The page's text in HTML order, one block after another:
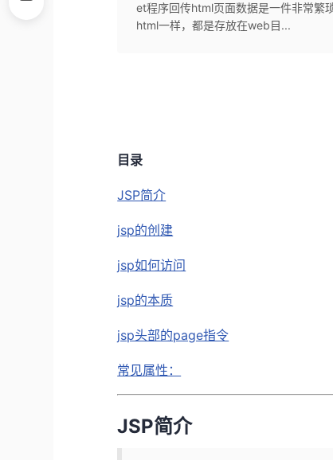
et程序回传html页面数据是一件非常繁
html一样，都是存放在web目...
目录
JSP简介
jsp的创建
jsp如何访问
jsp的本质
jsp头部的page指令
常见属性：
JSP简介